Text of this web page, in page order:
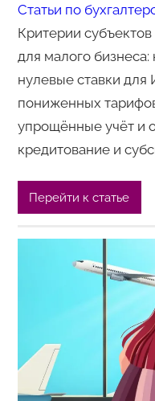
Статьи по
Критерии
для малого
нулевые ставки для
пониженных
упрощённые учёт и
кредитование и
Перейти к статье